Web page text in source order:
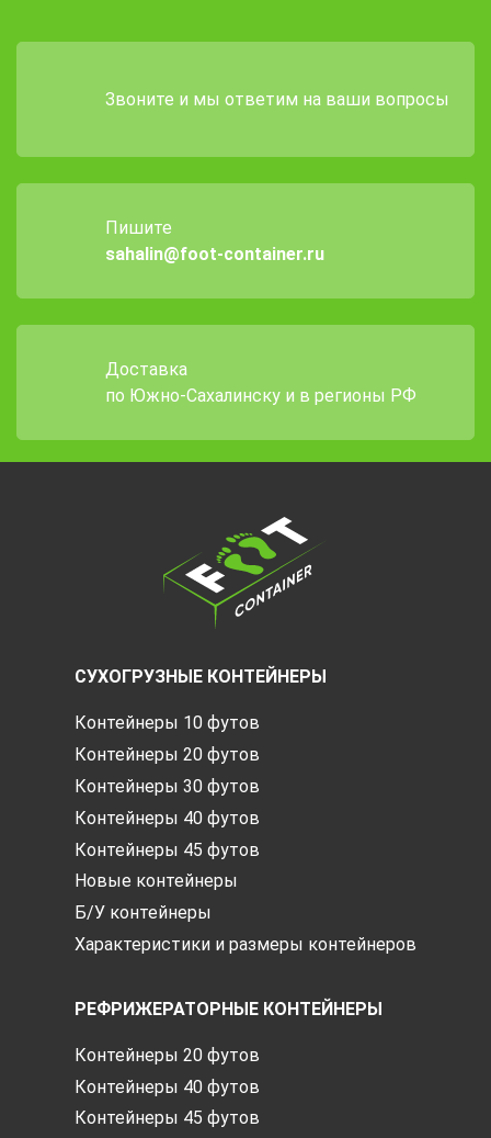
Звоните и мы ответим на ваши вопросы
Пишите
sahalin@foot-container.ru
Доставка
по Южно-Сахалинску и в регионы РФ
СУХОГРУЗНЫЕ КОНТЕЙНЕРЫ
Контейнеры 10 футов
Контейнеры 20 футов
Контейнеры 30 футов
Контейнеры 40 футов
Контейнеры 45 футов
Новые контейнеры
Б/У контейнеры
Характеристики и размеры контейнеров
РЕФРИЖЕРАТОРНЫЕ КОНТЕЙНЕРЫ
Контейнеры 20 футов
Контейнеры 40 футов
Контейнеры 45 футов